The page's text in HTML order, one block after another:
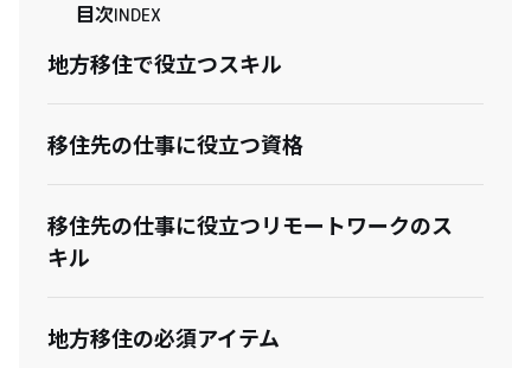
目次INDEX
地方移住で役立つスキル
移住先の仕事に役立つ資格
移住先の仕事に役立つリモートワークのス
キル
地方移住の必須アイテム